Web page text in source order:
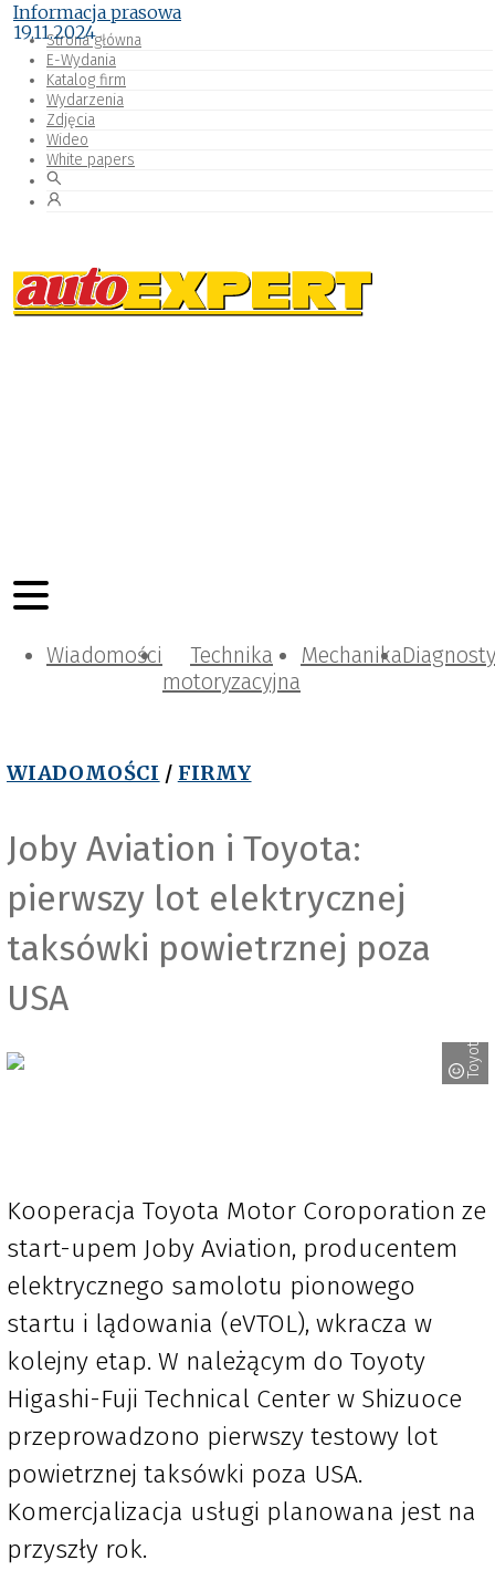
Strona główna
E-Wydania
Katalog firm
Wydarzenia
Zdjęcia
Wideo
White papers
Wiadomości
Technika
motoryzacyjna
Mechanika
WIADOMOŚCI / FIRMY
Joby Aviation i Toyota:
pierwszy lot elektrycznej
taksówki powietrznej poza
USA
Toyota
Informacja prasowa
19.11.2024
Kooperacja Toyota Motor Coroporation ze
start-upem Joby Aviation, producentem
elektrycznego samolotu pionowego
startu i lądowania (eVTOL), wkracza w
kolejny etap. W należącym do Toyoty
Higashi-Fuji Technical Center w Shizuoce
przeprowadzono pierwszy testowy lot
powietrznej taksówki poza USA.
Komercjalizacja usługi planowana jest na
przyszły rok.